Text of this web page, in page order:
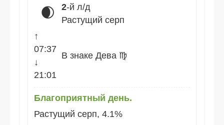
🌒 2-й л/д
Растущий серп
↑
07:37
↓
21:01
В знаке Дева ♍
Благоприятный день.
Растущий серп, 4.1%